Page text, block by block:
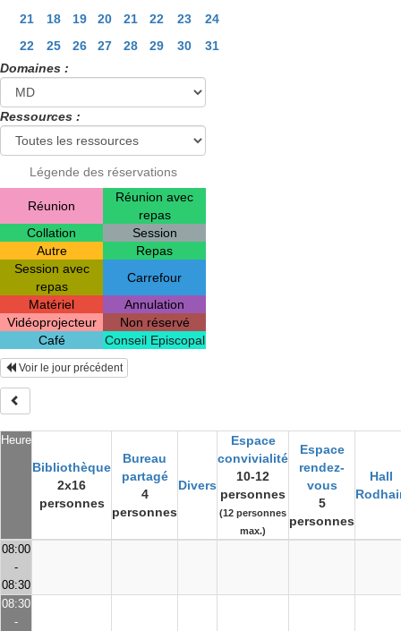
21
18 19 20 21 22 23
24
22
25 26 27 28 29 30
31
Domaines :
Ressources :
Légende des réservations
Réunion
Réunion avec
repas
Collation
Session
Autre
Repas
Session avec
repas
Carrefour
Matériel
Annulation
Vidéoprojecteur
Non réservé
Café
Conseil Episcopal
Heure
Bibliothèque
2x16
personnes
Bureau
partagé
4
personnes
Divers
Espace
convivialité
10-12
personnes
(12 personnes
max.)
Espace
rendez-
vous
5
personnes
Hall
Voir le jour précédent
08:00
-
08:30
08:30
-